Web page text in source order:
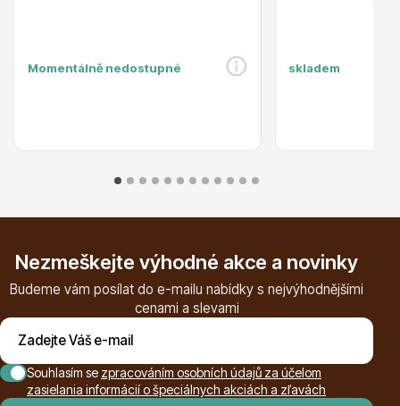
Okrasné keře
Momentálně nedostupné skladem
Nezmeškejte výhodné akce a novinky
Budeme vám posílat do e-mailu nabídky s nejvýhodnějšími
cenami a slevami
Souhlasím se zpracováním osobních údajů za účelom
zasielania informácií o špeciálnych akciách a zľavách